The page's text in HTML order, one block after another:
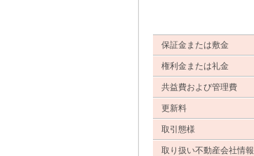
保証金または敷金
権利金または礼金
共益費および管理費
更新料
取引態様
取り扱い不動産会社情報